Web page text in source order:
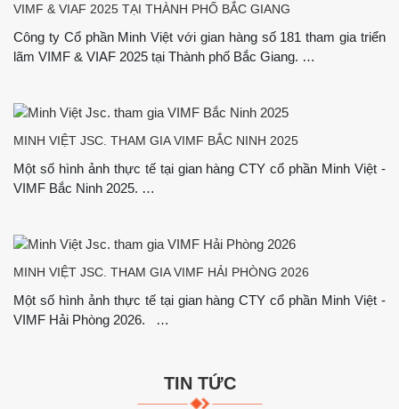
VIMF & VIAF 2025 TẠI THÀNH PHỐ BẮC GIANG
Công ty Cổ phần Minh Việt với gian hàng số 181 tham gia triển
lãm VIMF & VIAF 2025 tại Thành phố Bắc Giang. …
MINH VIỆT JSC. THAM GIA VIMF BẮC NINH 2025
Một số hình ảnh thực tế tại gian hàng CTY cổ phần Minh Việt -
VIMF Bắc Ninh 2025. …
MINH VIỆT JSC. THAM GIA VIMF HẢI PHÒNG 2026
Một số hình ảnh thực tế tại gian hàng CTY cổ phần Minh Việt -
VIMF Hải Phòng 2026. …
TIN TỨC